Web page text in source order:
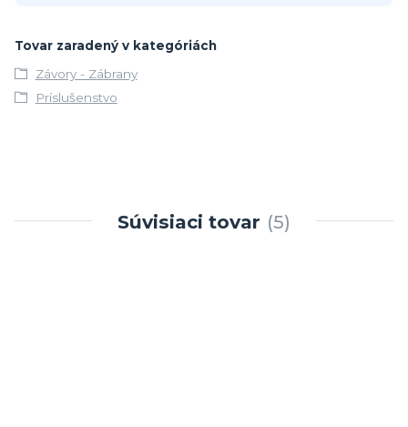
Tovar zaradený v kategóriách
Závory - Zábrany
Príslušenstvo
Súvisiaci tovar 5